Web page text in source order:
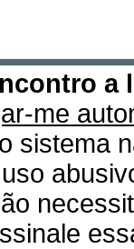
me
sistema